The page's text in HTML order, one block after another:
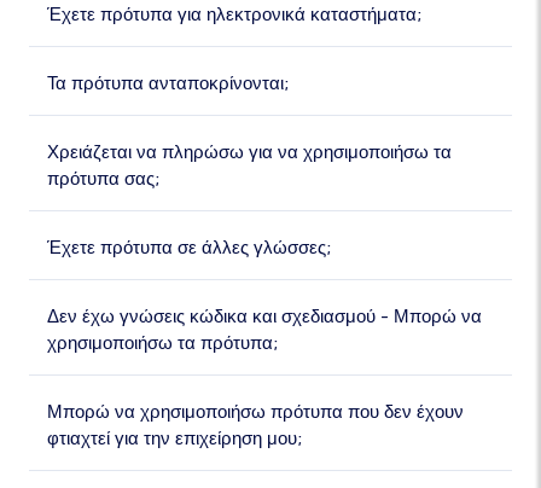
Έχετε πρότυπα για ηλεκτρονικά καταστήματα;
Τα πρότυπα ανταποκρίνονται;
Χρειάζεται να πληρώσω για να χρησιμοποιήσω τα
πρότυπα σας;
Έχετε πρότυπα σε άλλες γλώσσες;
Δεν έχω γνώσεις κώδικα και σχεδιασμού - Μπορώ να
χρησιμοποιήσω τα πρότυπα;
Μπορώ να χρησιμοποιήσω πρότυπα που δεν έχουν
φτιαχτεί για την επιχείρηση μου;